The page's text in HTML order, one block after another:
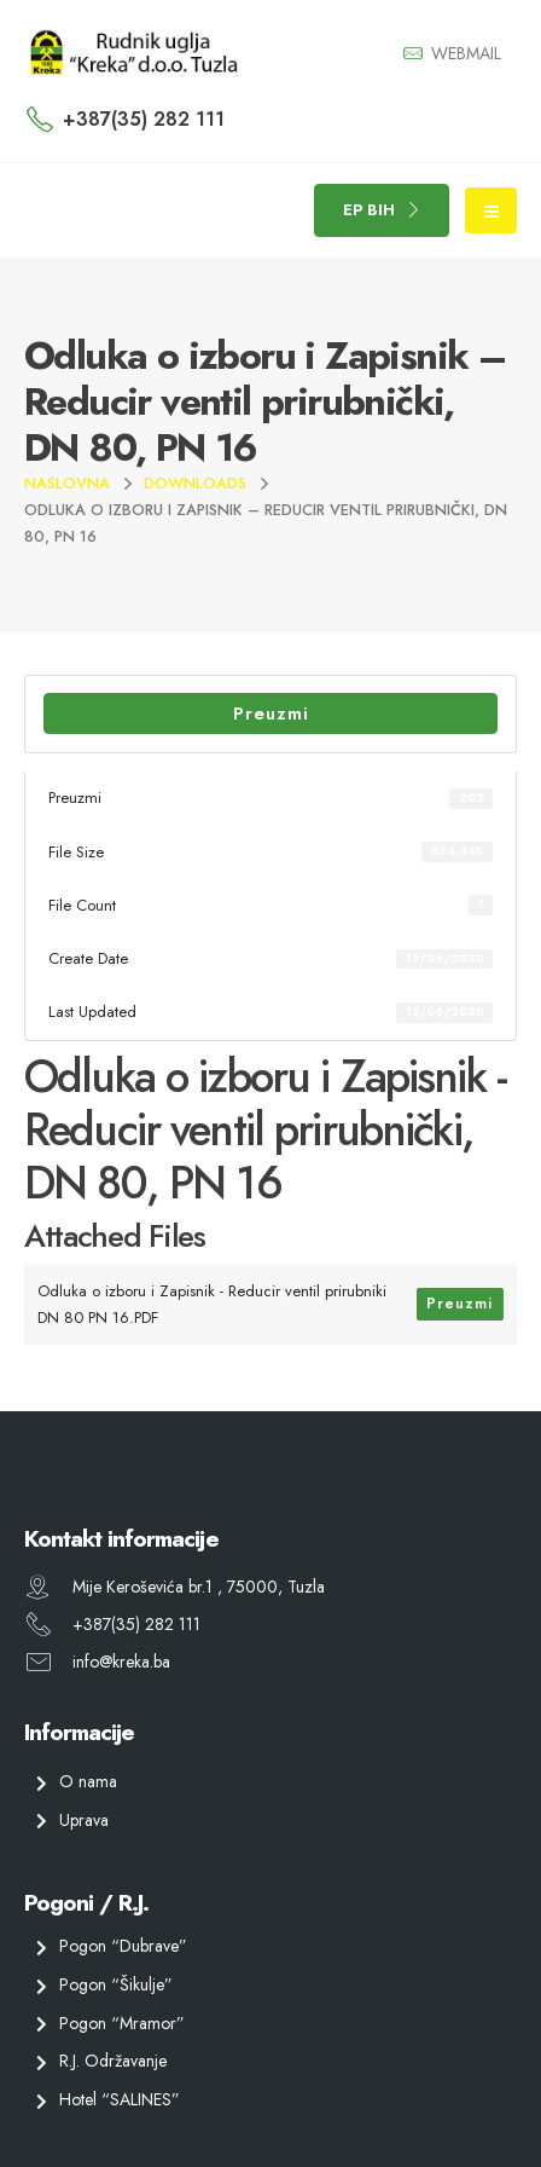
WEBMAIL
+387(35) 282 111
EP BIH
Odluka o izboru i Zapisnik –
Reducir ventil prirubnički,
DN 80, PN 16
NASLOVNA
DOWNLOADS
ODLUKA O IZBORU I ZAPISNIK – REDUCIR VENTIL PRIRUBNIČKI, DN
80, PN 16
Preuzmi
Preuzmi
File Size
File Count
Create Date
Last Updated
Odluka o izboru i Zapisnik -
Reducir ventil prirubnički,
DN 80, PN 16
Attached Files
Odluka o izboru i Zapisnik - Reducir ventil prirubniki
DN 80 PN 16.PDF
Preuzmi
Kontakt informacije
Mije Keroševića br.1 , 75000, Tuzla
+387(35) 282 111
info@kreka.ba
Informacije
O nama
Uprava
Pogoni / R.J.
Pogon “Dubrave”
Pogon “Šikulje”
Pogon “Mramor”
R.J. Održavanje
Hotel “SALINES”